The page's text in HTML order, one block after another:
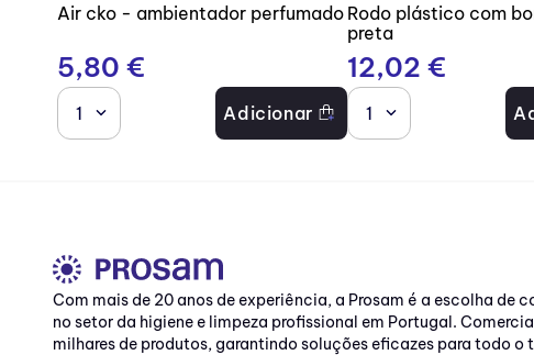
Air cko - ambientador perfumado
5,80 €
1 Adicionar
Rodo plástico com
preta
12,02 €
1
Com mais de 20 anos de experiência, a Prosam é a escolha de
no setor da higiene e limpeza profissional em Portugal.
milhares de produtos, garantindo soluções eficazes para todo o